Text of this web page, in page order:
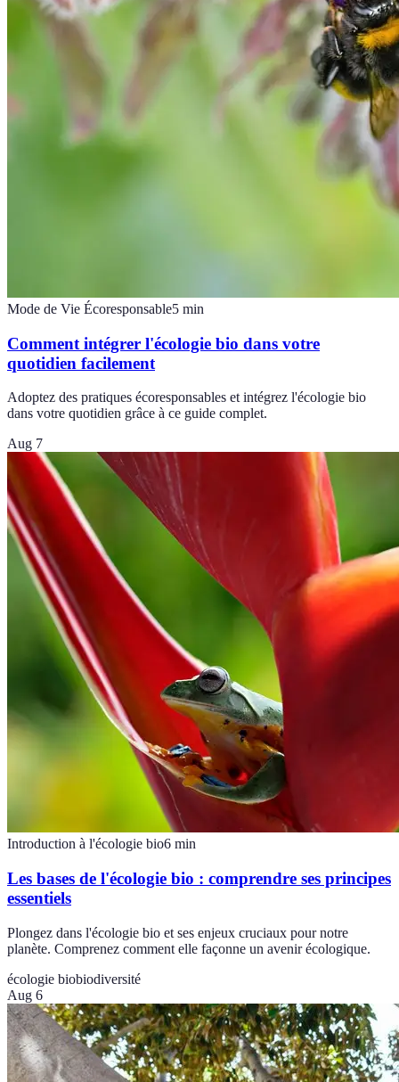
Mode de Vie Écoresponsable5 min
Comment intégrer l'écologie bio dans votre
quotidien facilement
Adoptez des pratiques écoresponsables et intégrez l'écologie bio
dans votre quotidien grâce à ce guide complet.
Aug 7
Introduction à l'écologie bio6 min
Les bases de l'écologie bio : comprendre ses principes
essentiels
Plongez dans l'écologie bio et ses enjeux cruciaux pour notre
planète. Comprenez comment elle façonne un avenir écologique.
écologie biobiodiversité
Aug 6